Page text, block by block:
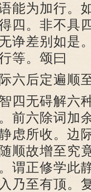
能为加行。
四。非不具
诤差别如是
等。颂曰
后定遍顺
无碍解六
前六除词加
虑所收。边
顺故增至究
谓正修学此
乃至有顶。